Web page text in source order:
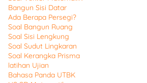
Bangun Sisi Datar
Ada Berapa Persegi?
Soal Bangun Ruang
Soal Sisi Lengkung
Soal Sudut Lingkaran
Soal Kerangka Prisma
latihan Ujian
Bahasa Panda UTBK